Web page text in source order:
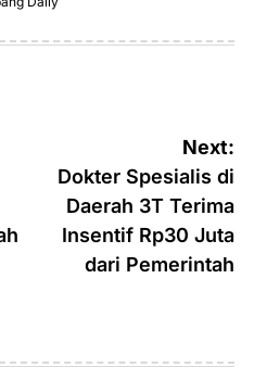
Next:
Dokter Spesialis di
Daerah 3T Terima
Insentif Rp30 Juta
dari Pemerintah